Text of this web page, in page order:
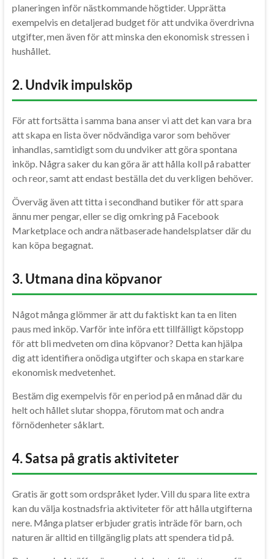
planeringen inför nästkommande högtider. Upprätta
exempelvis en detaljerad budget för att undvika överdrivna
utgifter, men även för att minska den ekonomisk stressen i
hushållet.
2. Undvik impulsköp
För att fortsätta i samma bana anser vi att det kan vara bra
att skapa en lista över nödvändiga varor som behöver
inhandlas, samtidigt som du undviker att göra spontana
inköp. Några saker du kan göra är att hålla koll på rabatter
och reor, samt att endast beställa det du verkligen behöver.
Överväg även att titta i secondhand butiker för att spara
ännu mer pengar, eller se dig omkring på Facebook
Marketplace och andra nätbaserade handelsplatser där du
kan köpa begagnat.
3. Utmana dina köpvanor
Något många glömmer är att du faktiskt kan ta en liten
paus med inköp. Varför inte införa ett tillfälligt köpstopp
för att bli medveten om dina köpvanor? Detta kan hjälpa
dig att identifiera onödiga utgifter och skapa en starkare
ekonomisk medvetenhet.
Bestäm dig exempelvis för en period på en månad där du
helt och hållet slutar shoppa, förutom mat och andra
förnödenheter såklart.
4. Satsa på gratis aktiviteter
Gratis är gott som ordspråket lyder. Vill du spara lite extra
kan du välja kostnadsfria aktiviteter för att hålla utgifterna
nere. Många platser erbjuder gratis inträde för barn, och
naturen är alltid en tillgänglig plats att spendera tid på.